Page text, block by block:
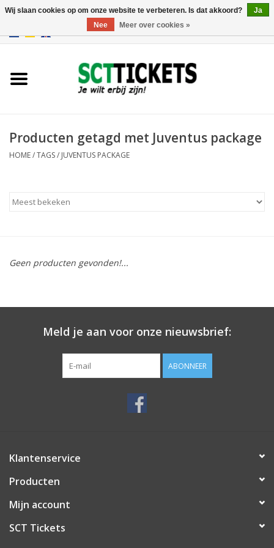
Frankrijk
Producten getagd met Juventus package
HOME/TAGS/ JUVENTUS PACKAGE
Geen producten gevonden!...
Meld je aan voor onze nieuwsbrief:
ABONNEER
Klantenservice
Producten
Mijn account
SCT Tickets
Wij slaan cookies op om onze website te verbeteren. Is dat akkoord?
Ja
Nee
Meer over cookies »